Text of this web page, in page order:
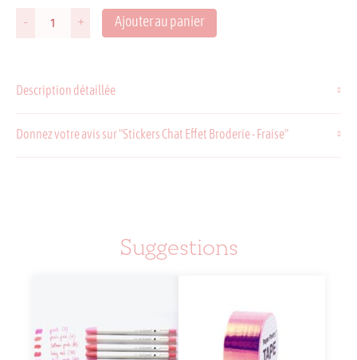
-
quantité
Effet
Fraise
+ Ajouter au panier
Description détaillée
Donnez votre avis sur "Stickers Chat Effet Broderie - Fraise"
Suggestions